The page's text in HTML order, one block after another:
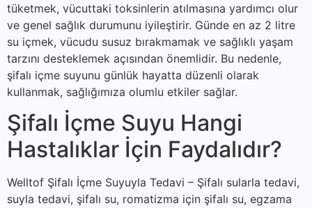
tüketmek, vücuttaki toksinlerin atılmasına yardımcı olur
ve genel sağlık durumunu iyileştirir. Günde en az 2 litre
su içmek, vücudu susuz bırakmamak ve sağlıklı yaşam
tarzını desteklemek açısından önemlidir. Bu nedenle,
şifalı içme suyunu günlük hayatta düzenli olarak
kullanmak, sağlığımıza olumlu etkiler sağlar.
Şifalı İçme Suyu Hangi
Hastalıklar İçin Faydalıdır?
Welltof Şifalı İçme Suyuyla Tedavi – Şifalı sularla tedavi,
suyla tedavi, şifalı su, romatizma için şifalı su, egzama